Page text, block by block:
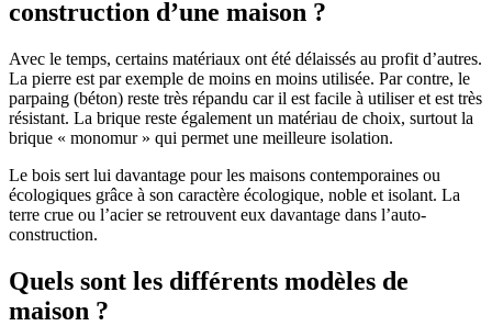
construction d’une maison ?
Avec le temps, certains matériaux ont été délaissés au profit d’autres.
La pierre est par exemple de moins en moins utilisée. Par contre, le
parpaing (béton) reste très répandu car il est facile à utiliser et est très
résistant. La brique reste également un matériau de choix, surtout la
brique « monomur » qui permet une meilleure isolation.
Le bois sert lui davantage pour les maisons contemporaines ou
écologiques grâce à son caractère écologique, noble et isolant. La
terre crue ou l’acier se retrouvent eux davantage dans l’auto-
construction.
Quels sont les différents modèles de
maison ?